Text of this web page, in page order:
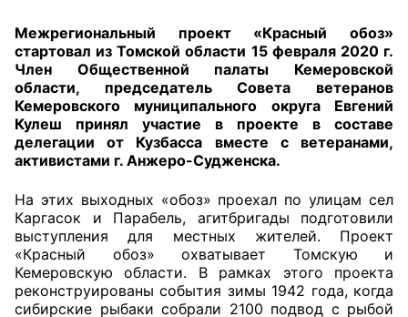
Доходы руководителя за 2024 г.
Межрегиональный проект «Красный обоз»
стартовал из Томской области 15 февраля 2020 г.
Член Общественной палаты Кемеровской
области, председатель Совета ветеранов
Кемеровского муниципального округа Евгений
Кулеш принял участие в проекте в составе
делегации от Кузбасса вместе с ветеранами,
активистами г. Анжеро-Судженска.
На этих выходных «обоз» проехал по улицам сел
Каргасок и Парабель, агитбригады подготовили
выступления для местных жителей. Проект
«Красный обоз» охватывает Томскую и
Кемеровскую области. В рамках этого проекта
реконструированы события зимы 1942 года, когда
сибирские рыбаки собрали 2100 подвод с рыбой